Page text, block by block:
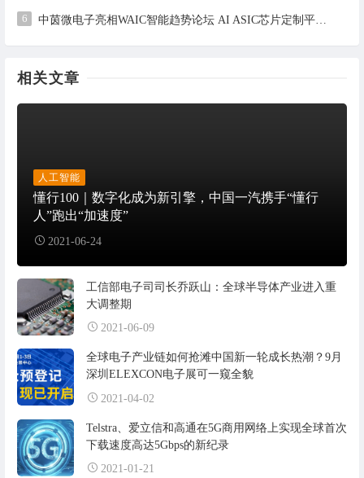
6
相关文章
人工智能
懂行100｜数字化成为新引擎，中国一汽携手“懂行
人”跑出“加速度”
2021-06-24
工信部电子司司长乔跃山：全球半导体产业进入重
大调整期
2021-06-09
全球电子产业链如何抢滩中国新一轮成长热潮？9月
深圳ELEXCON电子展可一窥全貌
2021-04-02
Telstra、爱立信和高通在5G商用网络上实现全球首次
下载速度高达5Gbps的新纪录
2021-01-21